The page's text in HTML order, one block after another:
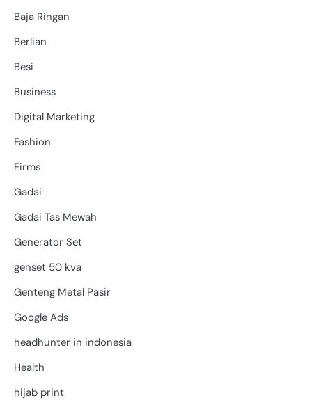
Baja Ringan
Berlian
Besi
Business
Digital Marketing
Fashion
Firms
Gadai
Gadai Tas Mewah
Generator Set
genset 50 kva
Genteng Metal Pasir
Google Ads
headhunter in indonesia
Health
hijab print